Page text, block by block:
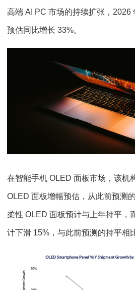
高端 AI PC 市场的持续扩张，2026
预估同比增长 33%。
在智能手机 OLED 面板市场，该机
OLED 面板增幅预估，从此前预测
柔性 OLED 面板预计与上年持平，
计下滑 15%，与此前预测的持平相